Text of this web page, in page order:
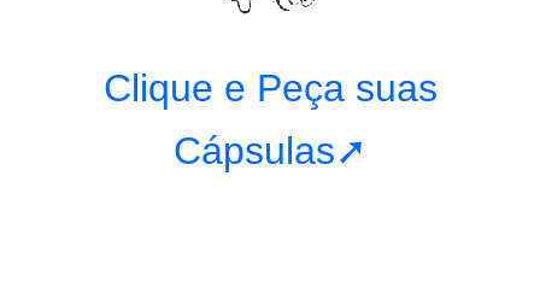
Clique e Peça suas
Cápsulas➚